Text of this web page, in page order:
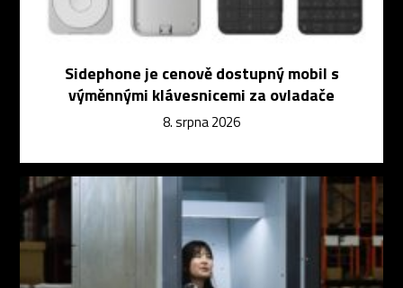
Sidephone je cenově dostupný mobil s
výměnnými klávesnicemi za ovladače
8. srpna 2026